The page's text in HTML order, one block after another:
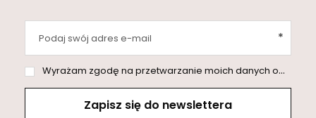
Podaj swój adres e-mail
Wyrażam zgodę na przetwarzanie moich danych osobowych (adres e-mail) na potrzeby wysyłki newslettera z informacją handlową (marketing). Więcej w
Zapisz się do newslettera